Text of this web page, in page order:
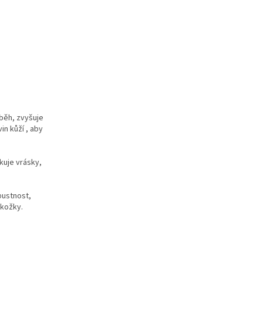
zvyšuje
kůží , aby
vrásky,